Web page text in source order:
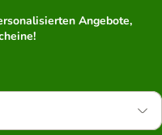
Angebote,